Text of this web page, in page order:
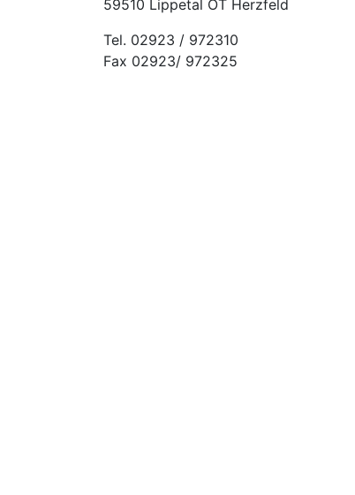
59510 Lippetal OT Herzfeld
Tel. 02923 / 972310
Fax 02923/ 972325